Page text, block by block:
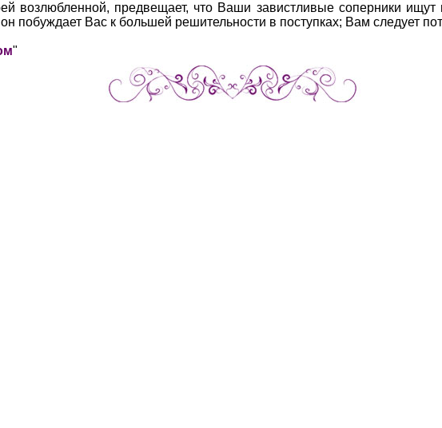
возлюбленной, предвещает, что Ваши завистливые соперники ищут
побуждает Вас к большей решительности в поступках; Вам следует
"